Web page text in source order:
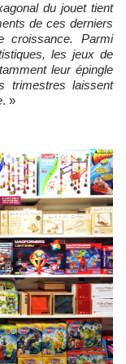
du jouet tient
de ces derniers
croissance. Parmi
les jeux de
leur épingle
trimestres laissent
. »